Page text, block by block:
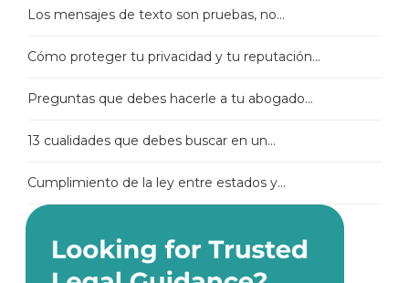
Los mensajes de texto son pruebas, no...
Cómo proteger tu privacidad y tu reputación...
Preguntas que debes hacerle a tu abogado...
13 cualidades que debes buscar en un...
Cumplimiento de la ley entre estados y...